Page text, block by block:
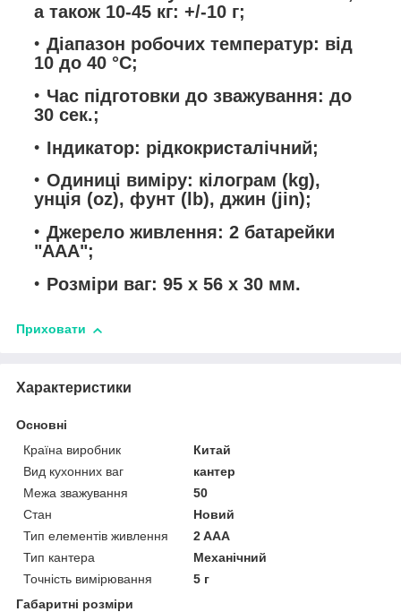
а також 10-45 кг: +/-10 г;
Діапазон робочих температур: від
10 до 40 °C;
Час підготовки до зважування: до
30 сек.;
Індикатор: рідкокристалічний;
Одиниці виміру: кілограм (kg),
унція (oz), фунт (lb), джин (jin);
Джерело живлення: 2 батарейки
"ААА";
Розміри ваг: 95 х 56 х 30 мм.
Приховати
Характеристики
Основні
Країна виробник
Китай
Вид кухонних ваг
кантер
Межа зважування
50
Стан
Новий
Тип елементів живлення
2 AAA
Тип кантера
Механічний
Точність вимірювання
5 г
Габаритні розміри